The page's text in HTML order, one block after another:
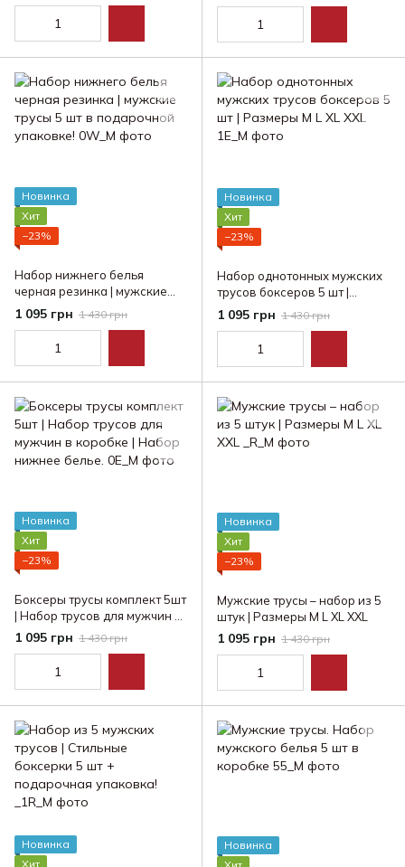
Новинка
Хит
−23%
Набор нижнего белья
черная резинка | мужские
трусы 5 шт в подарочной
упаковке!
1 095 грн 1 430 грн
Новинка
Хит
−23%
Набор однотонных мужских
трусов боксеров 5 шт |
Размеры M L XL XXL
1 095 грн 1 430 грн
Новинка
Хит
−23%
Боксеры трусы комплект 5шт
| Набор трусов для мужчин в
коробке | Набор нижнее
1 095 грн 1 430 грн
Новинка
Хит
−23%
Мужские трусы – набор из 5
штук | Размеры M L XL XXL
1 095 грн 1 430 грн
Новинка
Хит
Новинка